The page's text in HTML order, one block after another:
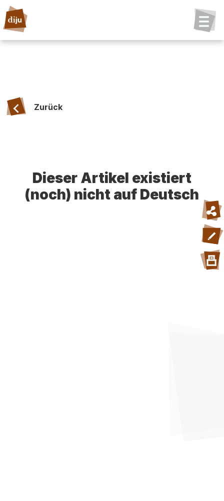
Zurück
Dieser Artikel existiert
(noch) nicht auf Deutsch